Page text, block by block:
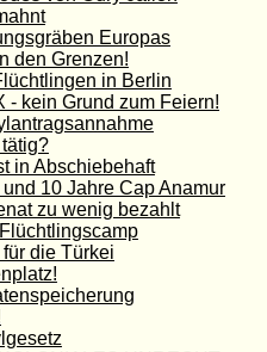
Europas
den Grenzen!
in Berlin
- kein Grund zum Feiern!
in Abschiebehaft
10 Jahre Cap Anamur
zu wenig bezahlt
die Türkei